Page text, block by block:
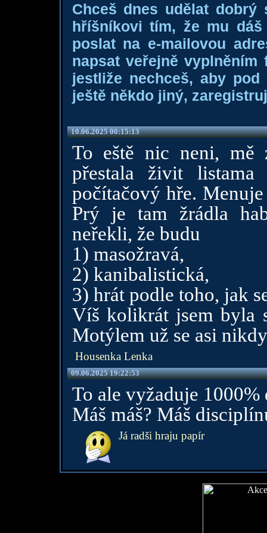
Chceš dnes udělat dobrý
hříšníkovi tím, že mu
poslat na e-mailovou
napsat veřejně
jestliže nechceš, aby
ještě někdo jiný,
10.06.2025 00:15:13
To eště nic neni, mě
přestala živit
počítačový hře.
Prý je tam žrádla
neřekli, že budu
1) masožravá,
2) kanibalistická,
3) hrát podle toho, jak
Víš kolikrát jsem byla
Motýlem už se asi
Housenka Lenka
09.06.2025 19:22:53
To ale vyžaduje
Máš máš? Máš
Já radši hraju papír